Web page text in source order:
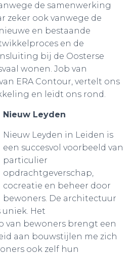
de samenwerking
zeker ook vanwege de
en bestaande
en de
bij de Oosterse
wonen. Job van
ERA Contour, vertelt ons
en leidt ons rond.
Nieuw Leyden
Nieuw Leyden in Leiden is
een succesvol voorbeeld van
particulier
opdrachtgeverschap,
cocreatie en beheer door
bewoners. De architectuur
uniek. Het
van bewoners brengt een
aan bouwstijlen me zich
ook zelf hun